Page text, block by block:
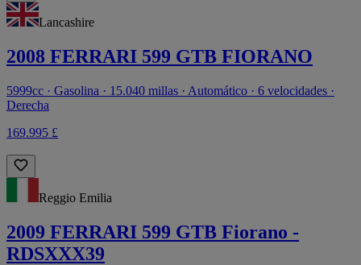
Lancashire
2008 FERRARI 599 GTB FIORANO
5999cc · Gasolina · 15.040 millas · Automático · 6 velocidades ·
Derecha
169.995 £
Reggio Emilia
2009 FERRARI 599 GTB Fiorano -
RDSXXX39